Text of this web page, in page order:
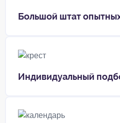
Большой штат
Индивидуальный